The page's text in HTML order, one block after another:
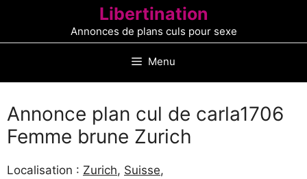
contenu
Libertination
Annonces de plans culs pour sexe
Menu
Annonce plan cul de carla1706
Femme brune Zurich
Localisation : Zurich, Suisse,